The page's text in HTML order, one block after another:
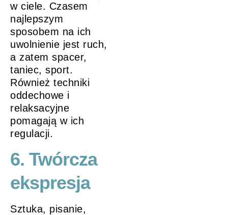
w ciele. Czasem
najlepszym
sposobem na ich
uwolnienie jest ruch,
a zatem spacer,
taniec, sport.
Również techniki
oddechowe i
relaksacyjne
pomagają w ich
regulacji.
6. Twórcza
ekspresja
Sztuka, pisanie,